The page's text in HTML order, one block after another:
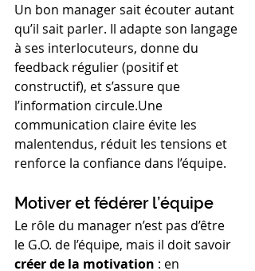
Un bon manager sait écouter autant
qu’il sait parler. Il adapte son langage
à ses interlocuteurs, donne du
feedback régulier (positif et
constructif), et s’assure que
l’information circule.Une
communication claire évite les
malentendus, réduit les tensions et
renforce la confiance dans l’équipe.
Motiver et fédérer l’équipe
Le rôle du manager n’est pas d’être
le G.O. de l’équipe, mais il doit savoir
créer de la motivation : en